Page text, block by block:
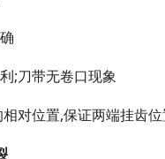
;刀带无卷口现象
对位置,保证两端挂齿